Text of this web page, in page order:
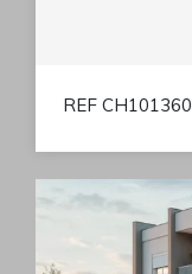
REF CH101360